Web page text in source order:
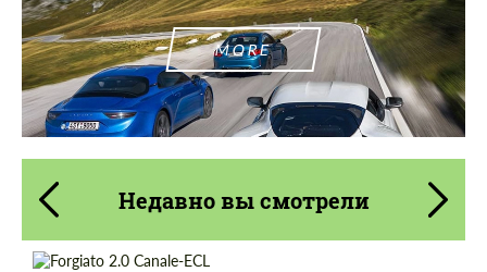
MORE
Недавно вы смотрели